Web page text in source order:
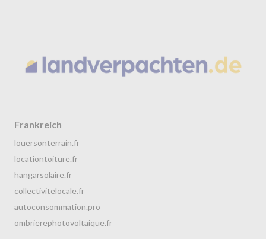
Frankreich
louersonterrain.fr
locationtoiture.fr
hangarsolaire.fr
collectivitelocale.fr
autoconsommation.pro
ombrierephotovoltaique.fr